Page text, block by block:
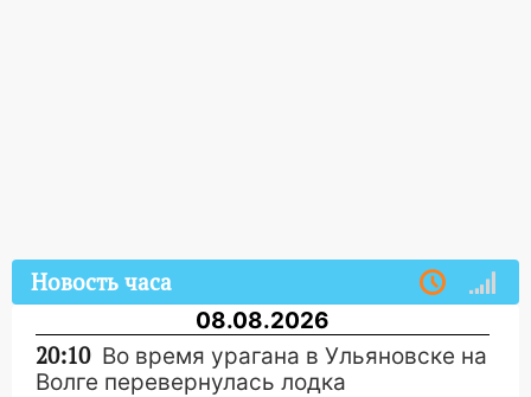
Новость часа
08.08.2026
20:10 Во время урагана в Ульяновске на
Волге перевернулась лодка